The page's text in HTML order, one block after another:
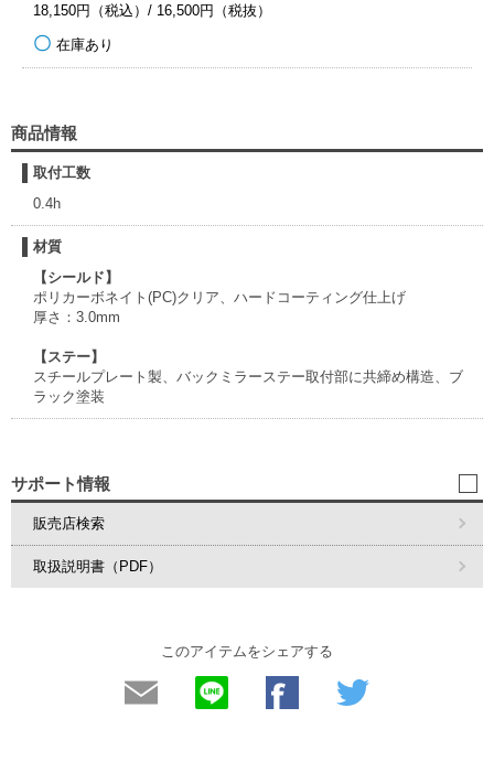
18,150円（税込）/ 16,500円（税抜）
在庫あり
商品情報
取付工数
0.4h
材質
【シールド】
ポリカーボネイト(PC)クリア、ハードコーティング仕上げ
厚さ：3.0mm
【ステー】
スチールプレート製、バックミラーステー取付部に共締め構造、ブ
ラック塗装
サポート情報
販売店検索
取扱説明書（PDF）
このアイテムをシェアする